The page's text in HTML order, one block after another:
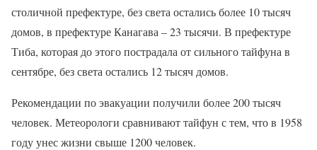
столичной префектуре, без света остались более 10 тысяч
домов, в префектуре Канагава – 23 тысячи. В префектуре
Тиба, которая до этого пострадала от сильного тайфуна в
сентябре, без света остались 12 тысяч домов.
Рекомендации по эвакуации получили более 200 тысяч
человек. Метеорологи сравнивают тайфун с тем, что в 1958
году унес жизни свыше 1200 человек.